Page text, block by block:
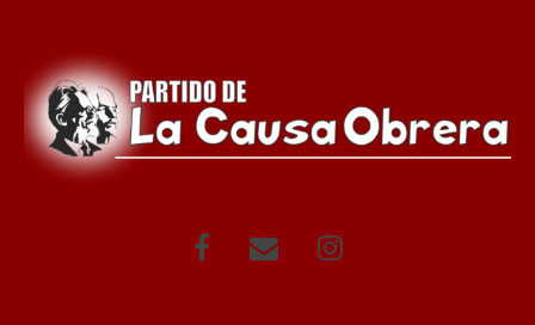
contenido
FacebookCorreo Instagram